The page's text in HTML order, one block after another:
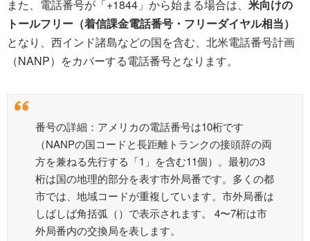
また、電話番号が「+1844」から始まる場合は、 米向けの
トールフリー（着信課金電話番号・フリーダイヤル相当）
となり、西インド諸島などの国を含む、北米電話番号計画
（NANP）をカバーする電話番号となります。
番号の詳細：アメリカの電話番号は10桁です
（NANPの国コードと長距離トランクの接頭辞の両
方を兼ねる先行する「1」を含む11個）。最初の3
桁は国の地理的部分を表す市外局番です。多くの都
市では、地域コードが重複しています。市外局番は
しばしば角括弧（）で表示されます。 4〜7桁は市
外局番内の交換局を表します。